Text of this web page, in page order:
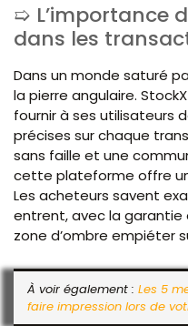
L’importance
dans les
Dans un monde saturé
la pierre angulaire.
fournir à ses utilisateurs
précises sur chaque
sans faille et une
cette plateforme offre
Les acheteurs savent
entrent, avec la garantie
zone d’ombre empiéter
À voir également : Les 5
faire impression lors de